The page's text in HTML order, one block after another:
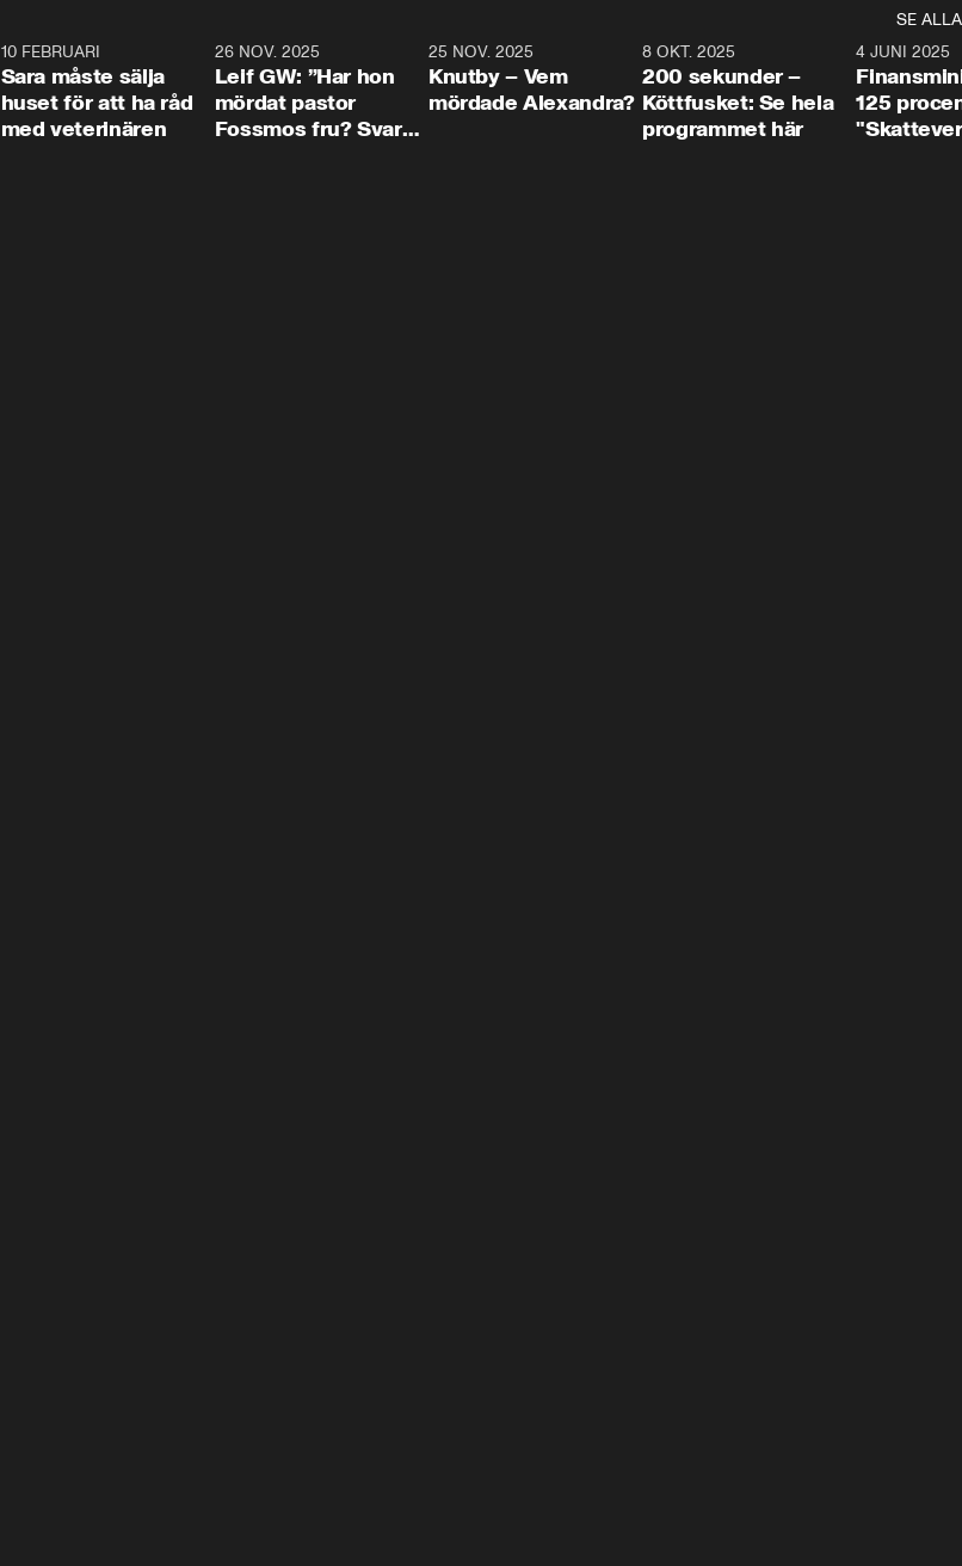
SE ALLA
10 FEBRUARI
Sara måste sälja
huset för att ha råd
med veterinären
26 NOV. 2025
Leif GW: ”Har hon
mördat pastor
Fossmos fru? Svar
31:05
25 NOV. 2025
Knutby – Vem
mördade Alexandra?
4:29
8 OKT. 2025
200 sekunder –
Köttfusket: Se hela
programmet här
4 JUNI 2025
125